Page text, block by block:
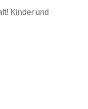
Kinder und